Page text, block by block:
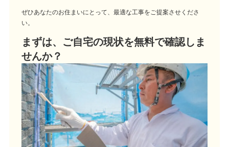
ぜひあなたのお住まいにとって、最適な工事をご提案させくださ
い。
まずは、ご自宅の現状を無料で確認しま
せんか？